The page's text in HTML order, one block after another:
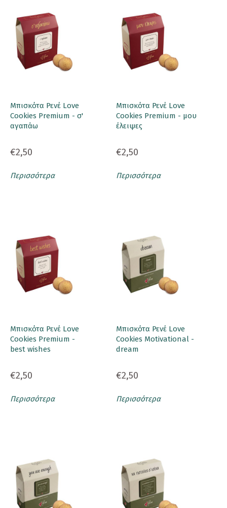
Μπισκότα Ρενέ Love
Cookies Premium - σ'
αγαπάω
€2,50
Περισσότερα
Μπισκότα Ρενέ Love
Cookies Premium - μου
έλειψες
€2,50
Περισσότερα
Μπισκότα Ρενέ Love
Cookies Premium -
best wishes
€2,50
Περισσότερα
Μπισκότα Ρενέ Love
Cookies Motivational -
dream
€2,50
Περισσότερα